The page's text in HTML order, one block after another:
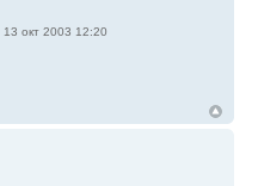
13 окт 2003 12:20